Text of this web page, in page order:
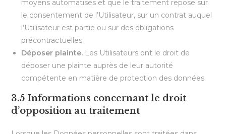
moyens automatisés et que le traitement repose sur
le consentement de l’Utilisateur, sur un contrat auquel
l’Utilisateur est partie ou sur des obligations
précontractuelles.
Déposer plainte. Les Utilisateurs ont le droit de
déposer une plainte auprès de leur autorité
compétente en matière de protection des données.
3.5 Informations concernant le droit
d’opposition au traitement